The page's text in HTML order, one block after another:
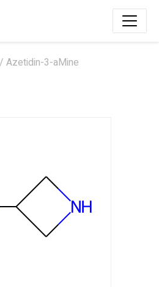
Azetidin-3-aMine